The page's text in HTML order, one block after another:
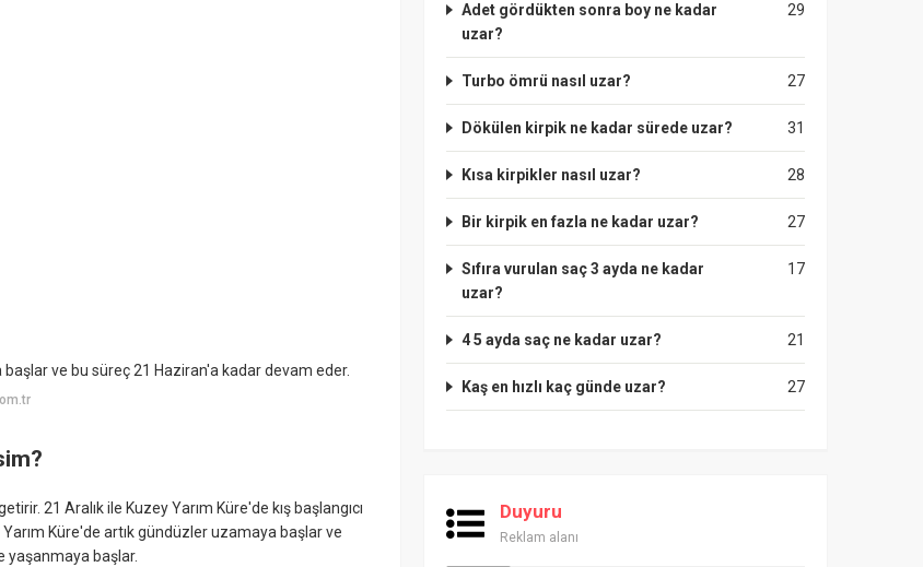
ve bu süreç 21 Haziran'a kadar devam eder.
21 Aralık ile Kuzey Yarım Küre'de kış başlangıcı
Yarım Küre'de artık gündüzler uzamaya başlar ve
yaşanmaya başlar.
29
Adet gördükten sonra boy ne kadar
uzar?
27
Turbo ömrü nasıl uzar?
31
Dökülen kirpik ne kadar sürede uzar?
28
Kısa kirpikler nasıl uzar?
27
Bir kirpik en fazla ne kadar uzar?
17
Sıfıra vurulan saç 3 ayda ne kadar
uzar?
21
4 5 ayda saç ne kadar uzar?
27
Kaş en hızlı kaç günde uzar?
Duyuru
Reklam alanı